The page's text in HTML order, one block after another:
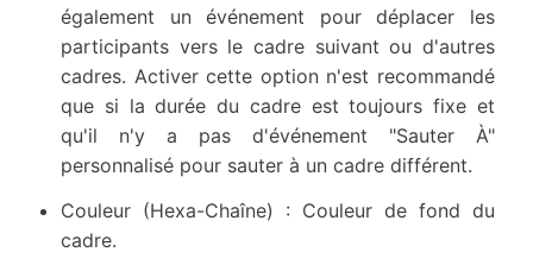
également un événement pour déplacer les
participants vers le cadre suivant ou d'autres
cadres. Activer cette option n'est recommandé
que si la durée du cadre est toujours fixe et
qu'il n'y a pas d'événement "Sauter À"
personnalisé pour sauter à un cadre différent.
Couleur (Hexa-Chaîne) : Couleur de fond du
cadre.